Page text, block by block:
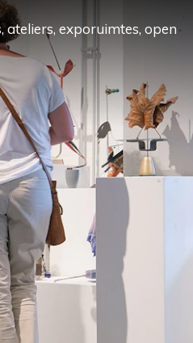
ateliers, exporuimtes, open